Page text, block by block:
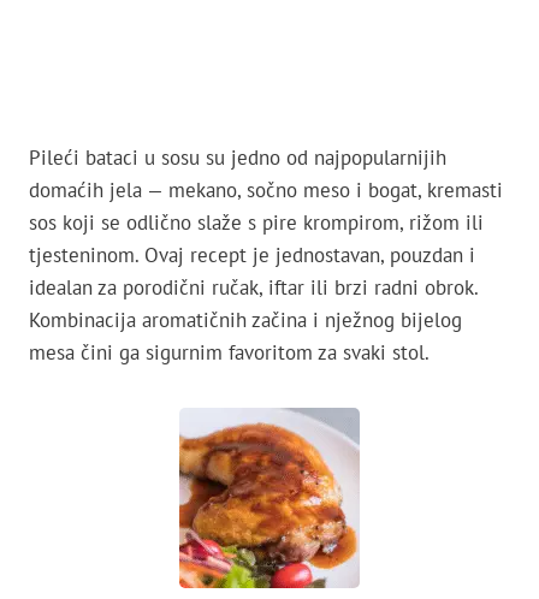
Pileći bataci u sosu su jedno od najpopularnijih
domaćih jela — mekano, sočno meso i bogat, kremasti
sos koji se odlično slaže s pire krompirom, rižom ili
tjesteninom. Ovaj recept je jednostavan, pouzdan i
idealan za porodični ručak, iftar ili brzi radni obrok.
Kombinacija aromatičnih začina i nježnog bijelog
mesa čini ga sigurnim favoritom za svaki stol.